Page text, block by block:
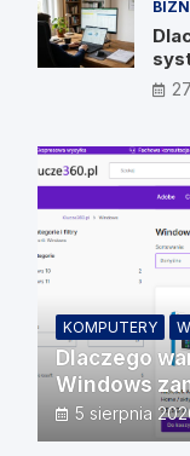
IT
KOMPUTERY
Dlaczego
Windows
5 sierpnia